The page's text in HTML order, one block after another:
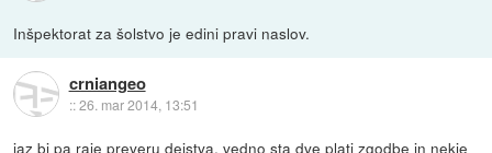
Inšpektorat za šolstvo je edini pravi naslov.
crniangeo
::26. mar 2014, 13:51
jaz bi pa raje preveru dejstva, vedno sta dve plati zgodbe in nekje